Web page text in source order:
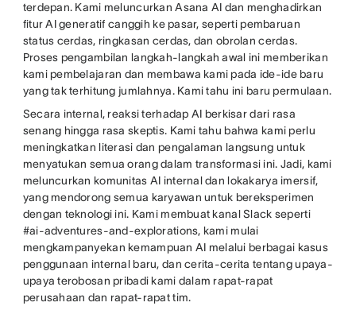
terdepan. Kami meluncurkan Asana AI dan menghadirkan
fitur AI generatif canggih ke pasar, seperti pembaruan
status cerdas, ringkasan cerdas, dan obrolan cerdas.
Proses pengambilan langkah-langkah awal ini memberikan
kami pembelajaran dan membawa kami pada ide-ide baru
yang tak terhitung jumlahnya. Kami tahu ini baru permulaan.
Secara internal, reaksi terhadap AI berkisar dari rasa
senang hingga rasa skeptis. Kami tahu bahwa kami perlu
meningkatkan literasi dan pengalaman langsung untuk
menyatukan semua orang dalam transformasi ini. Jadi, kami
meluncurkan komunitas AI internal dan lokakarya imersif,
yang mendorong semua karyawan untuk bereksperimen
dengan teknologi ini. Kami membuat kanal Slack seperti
#ai-adventures-and-explorations, kami mulai
mengkampanyekan kemampuan AI melalui berbagai kasus
penggunaan internal baru, dan cerita-cerita tentang upaya-
upaya terobosan pribadi kami dalam rapat-rapat
perusahaan dan rapat-rapat tim.